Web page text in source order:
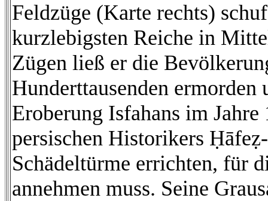
Feldzüge (Karte rechts)
kurzlebigsten Reiche in
Zügen ließ er die
Hunderttausenden
Eroberung Isfahans im
persischen Historikers
Schädeltürme errichten, für
annehmen muss. Seine